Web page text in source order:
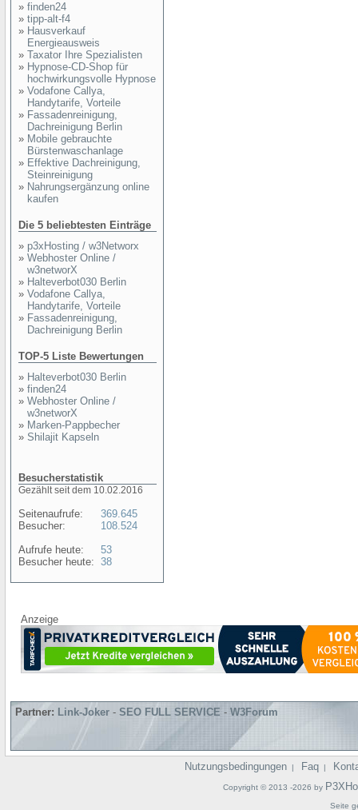
» finden24
» tipp-alt-f4
» Hausverkauf
Energieausweis
» Taxator Ihre Spezialisten
» Hypnose-CD-Shop für
hochwirkungsvolle Hypnose
» Vodafone Callya,
Handytarife, Vorteile
» Fassadenreinigung,
Dachreinigung Berlin
» Mobile gebrauchte
Bürstenwaschanlage
» Effektive Dachreinigung,
Steinreinigung
» Nahrungsergänzung online
kaufen
Die 5 beliebtesten Einträge
» p3xHosting / w3Networx
» Webhoster Online /
w3networX
» Halteverbot030 Berlin
» Vodafone Callya,
Handytarife, Vorteile
» Fassadenreinigung,
Dachreinigung Berlin
TOP-5 Liste Bewertungen
» Halteverbot030 Berlin
» finden24
» Webhoster Online /
w3networX
» Marken-Pappbecher
» Shilajit Kapseln
Besucherstatistik
Gezählt seit dem 10.02.2016
Seitenaufrufe:
Besucher:
Aufrufe heute:
Besucher heute:
369.645
108.524
53
38
Anzeige
Partner: Link-Joker - SEO FULL SERVICE - W3Forum
Nutzungsbedingungen | Faq |
Copyright © 2013 -2026 by
Seite